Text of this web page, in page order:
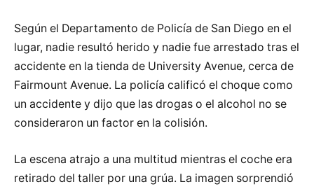
Según el Departamento de Policía de San Diego en el
lugar, nadie resultó herido y nadie fue arrestado tras el
accidente en la tienda de University Avenue, cerca de
Fairmount Avenue. La policía calificó el choque como
un accidente y dijo que las drogas o el alcohol no se
consideraron un factor en la colisión.
La escena atrajo a una multitud mientras el coche era
retirado del taller por una grúa. La imagen sorprendió